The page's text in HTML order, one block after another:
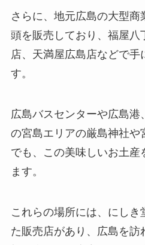
さらに、地元広島の大型商
頭を販売しており、福屋八
店、天満屋広島店などで手
す。
広島バスセンターや広島
の宮島エリアの厳島神社や
でも、この美味しいお土産
ます。
これらの場所には、にし
た販売店があり、広島を訪